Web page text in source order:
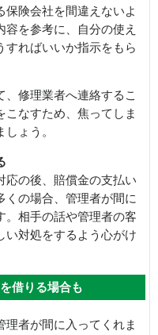
険会社を間違えないよ
を参考に、自分の使え
すればいいか指示をもら
修理業者へ連絡するこ
こなすため、焦ってしま
ょう。
応の後、賠償金の支払い
くの場合、管理者が間に
。相手の話や管理者の客
い対処をするよう心がけ
借りる場合も
者が間に入ってくれま